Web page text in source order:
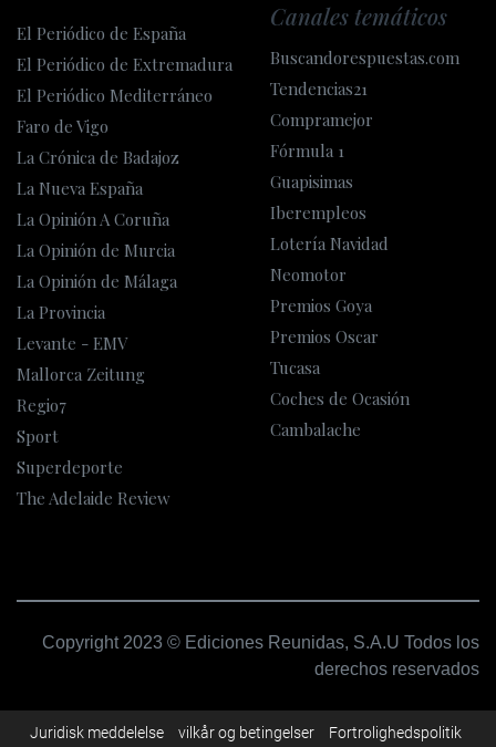
El Periódico de España
El Periódico de Extremadura
El Periódico Mediterráneo
Faro de Vigo
La Crónica de Badajoz
La Nueva España
La Opinión A Coruña
La Opinión de Murcia
La Opinión de Málaga
La Provincia
Levante - EMV
Mallorca Zeitung
Regio7
Sport
Superdeporte
The Adelaide Review
Canales temáticos
Buscandorespuestas.com
Tendencias21
Compramejor
Fórmula 1
Guapisimas
Iberempleos
Lotería Navidad
Neomotor
Premios Goya
Premios Oscar
Tucasa
Coches de Ocasión
Cambalache
Copyright 2023 © Ediciones Reunidas, S.A.U Todos los
derechos reservados
Juridisk meddelelse vilkår og betingelser Fortrolighedspolitik